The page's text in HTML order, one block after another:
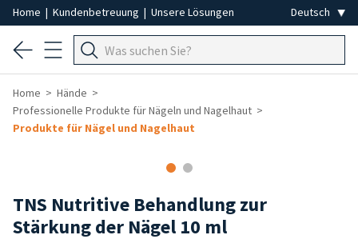
Home | Kundenbetreuung | Unsere Lösungen
Home
Hände
Professionelle Produkte für Nägeln und Nagelhaut
Produkte für Nägel und Nagelhaut
TNS Nutritive Behandlung zur
Stärkung der Nägel 10 ml